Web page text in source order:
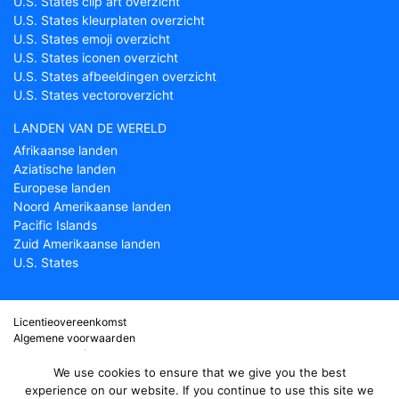
U.S. States kleurplaten overzicht
U.S. States emoji overzicht
U.S. States iconen overzicht
U.S. States afbeeldingen overzicht
U.S. States vectoroverzicht
LANDEN VAN DE WERELD
Afrikaanse landen
Aziatische landen
Europese landen
Noord Amerikaanse landen
Pacific Islands
Zuid Amerikaanse landen
U.S. States
Licentieovereenkomst
Algemene voorwaarden
Over Countryflags.com
Disclaimer
Privacy Policy
We use cookies to ensure that we give you the best
experience on our website. If you continue to use this site we